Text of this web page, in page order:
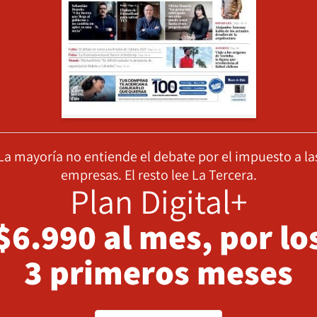
mayoría no entiende el debate por el impuesto a
empresas. El resto lee La Tercera.
Plan Digital+
al mes, por
3 primeros meses